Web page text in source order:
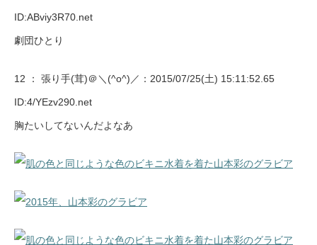
ID:ABviy3R70.net
劇団ひとり
12 ： 張り手(茸)＠＼(^o^)／ ：2015/07/25(土) 15:11:52.65
ID:4/YEzv290.net
胸たいしてないんだよなあ